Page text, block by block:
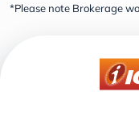
*Please note Brokerage